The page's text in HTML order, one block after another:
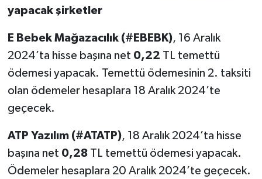
yapacak şirketler
E Bebek Mağazacılık (#EBEBK), 16 Aralık
2024’ta hisse başına net 0,22 TL temettü
ödemesi yapacak. Temettü ödemesinin 2. taksiti
olan ödemeler hesaplara 18 Aralık 2024’te
geçecek.
ATP Yazılım (#ATATP), 18 Aralık 2024’ta hisse
başına net 0,28 TL temettü ödemesi yapacak.
Ödemeler hesaplara 20 Aralık 2024’te geçecek.